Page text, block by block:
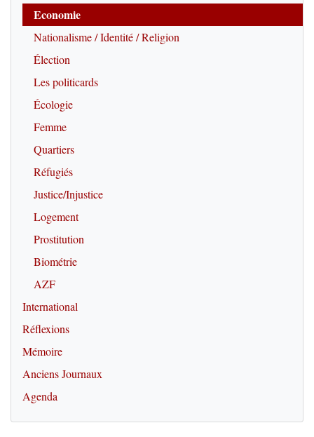
Economie
Nationalisme / Identité / Religion
Élection
Les politicards
Écologie
Femme
Quartiers
Réfugiés
Justice/Injustice
Logement
Prostitution
Biométrie
AZF
International
Réflexions
Mémoire
Anciens Journaux
Agenda